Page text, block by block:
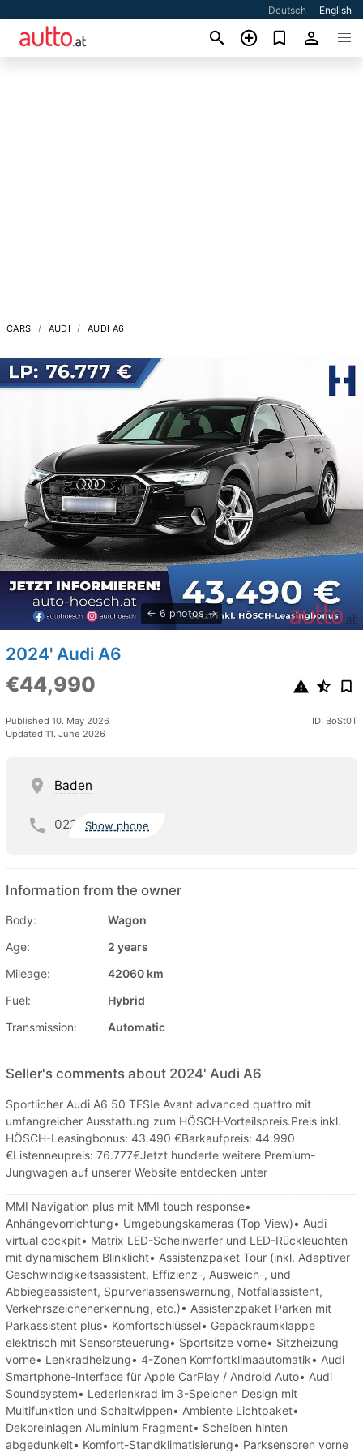
Deutsch English
CARS AUDI AUDI A6
6 photos
2024' Audi A6
€44,990
Published 10. May 2026
Updated 11. June 2026
ID: BoSt0T
Baden
022 Show phone
Information from the owner
Body:
Wagon
Age:
2 years
Mileage:
42060 km
Fuel:
Hybrid
Transmission:
Automatic
Seller's comments about 2024' Audi A6
Sportlicher Audi A6 50 TFSIe Avant advanced quattro mit
umfangreicher Ausstattung zum HÖSCH-Vorteilspreis.Preis inkl.
HÖSCH-Leasingbonus: 43.490 €Barkaufpreis: 44.990
€Listenneupreis: 76.777€Jetzt hunderte weitere Premium-
Jungwagen auf unserer Website entdecken unter
MMI Navigation plus mit MMI touch response•
Anhängevorrichtung• Umgebungskameras (Top View)• Audi
virtual cockpit• Matrix LED-Scheinwerfer und LED-Rückleuchten
mit dynamischem Blinklicht• Assistenzpaket Tour (inkl. Adaptiver
Geschwindigkeitsassistent, Effizienz-, Ausweich-, und
Abbiegeassistent, Spurverlassenswarnung, Notfallassistent,
Verkehrszeichenerkennung, etc.)• Assistenzpaket Parken mit
Parkassistent plus• Komfortschlüssel• Gepäckraumklappe
elektrisch mit Sensorsteuerung• Sportsitze vorne• Sitzheizung
vorne• Lenkradheizung• 4-Zonen Komfortklimaautomatik• Audi
Smartphone-Interface für Apple CarPlay / Android Auto• Audi
Soundsystem• Lederlenkrad im 3-Speichen Design mit
Multifunktion und Schaltwippen• Ambiente Lichtpaket•
Dekoreinlagen Aluminium Fragment• Scheiben hinten
abgedunkelt• Komfort-Standklimatisierung• Parksensoren vorne